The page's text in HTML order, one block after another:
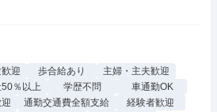
迎 歩合給あり
主婦・主夫歓迎
％以上 学歴不問
車通勤OK
通勤交通費全額支給
経験者歓迎